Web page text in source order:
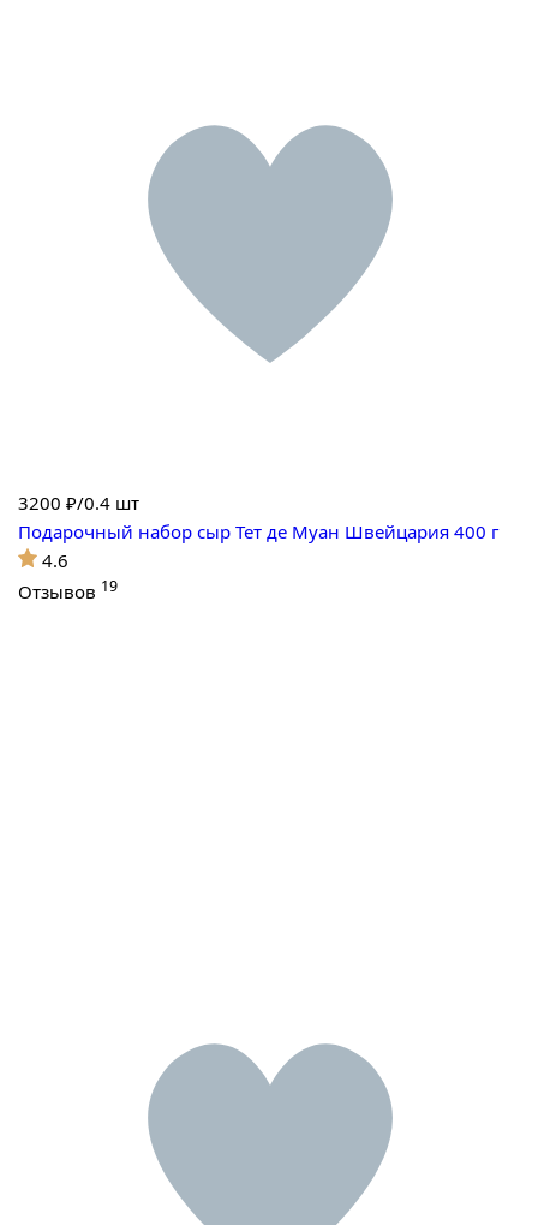
3200 ₽/0.4 шт
Подарочный набор сыр Тет де Муан Швейцария 400 г
4.6
Отзывов 19